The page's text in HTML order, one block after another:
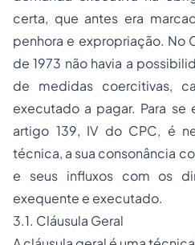
certa, que antes era
penhora e expropriação. No
de 1973 não havia a
de medidas coercitivas,
executado a pagar. Para
artigo 139, IV do CPC, é
técnica, a sua consonância
e seus influxos com os
exequente e executado.
3.1. Cláusula Geral